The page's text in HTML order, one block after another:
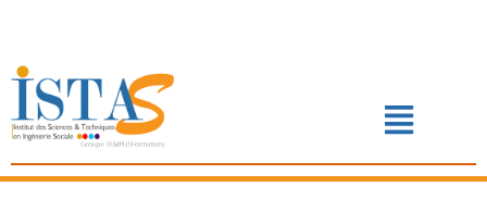
contenu
Menu
📅 PRENDRE RENDEZ-VOUS